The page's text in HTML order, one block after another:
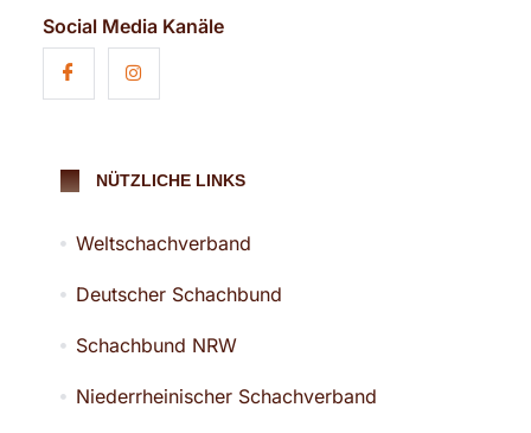
Social Media Kanäle
NÜTZLICHE LINKS
Weltschachverband
Deutscher Schachbund
Schachbund NRW
Niederrheinischer Schachverband